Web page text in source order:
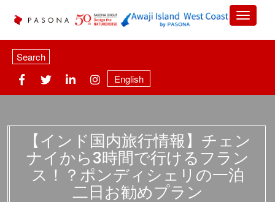
Search
English
【インド国内旅行情報】チェン
ナイから3時間で行けるフラン
ス！？ポンディシェリの一泊
二日お勧めプラン